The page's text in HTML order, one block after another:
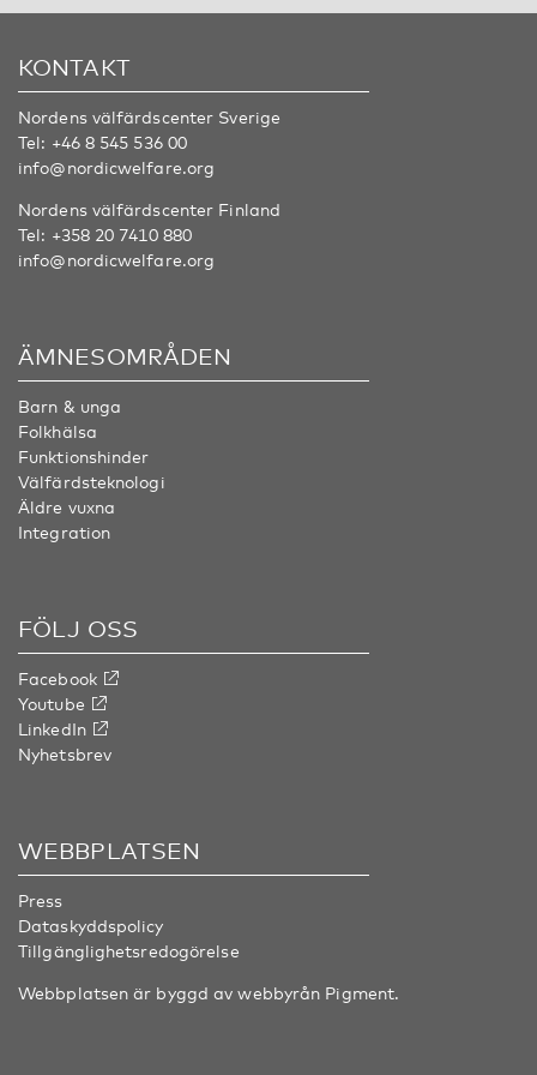
KONTAKT
Nordens välfärdscenter Sverige
Tel: +46 8 545 536 00
info@nordicwelfare.org
Nordens välfärdscenter Finland
Tel: +358 20 7410 880
info@nordicwelfare.org
ÄMNESOMRÅDEN
Barn & unga
Folkhälsa
Funktionshinder
Välfärdsteknologi
Äldre vuxna
Integration
FÖLJ OSS
Facebook
Youtube
LinkedIn
Nyhetsbrev
WEBBPLATSEN
Press
Dataskyddspolicy
Tillgänglighetsredogörelse
Webbplatsen är byggd av webbyrån Pigment.